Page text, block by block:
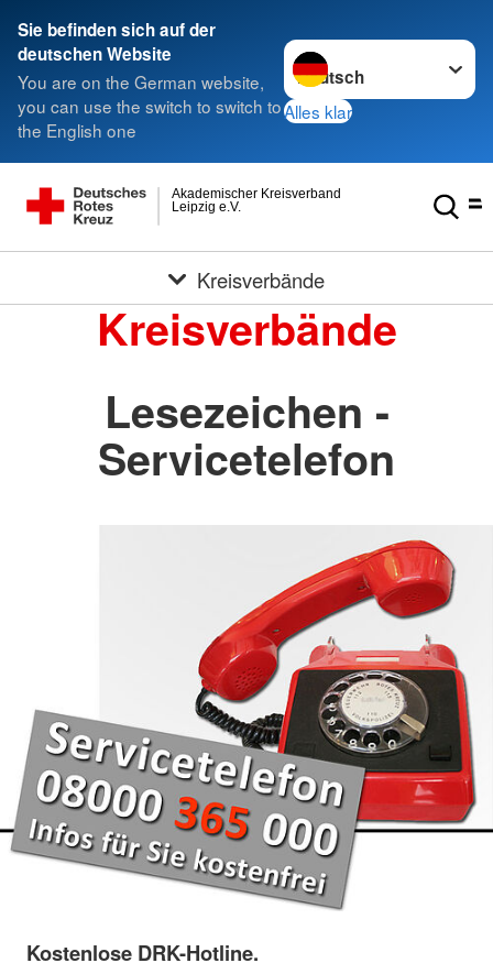
Sie befinden sich auf der
deutschen Website
You are on the German website,
you can use the switch to switch to
the English one
Sprache wechseln zu
Alles klar
Leipzig e.V.
Akademischer Kreisverband
Kreisverbände
Kreisverbände
Lesezeichen -
Servicetelefon
Kostenlose DRK-Hotline.